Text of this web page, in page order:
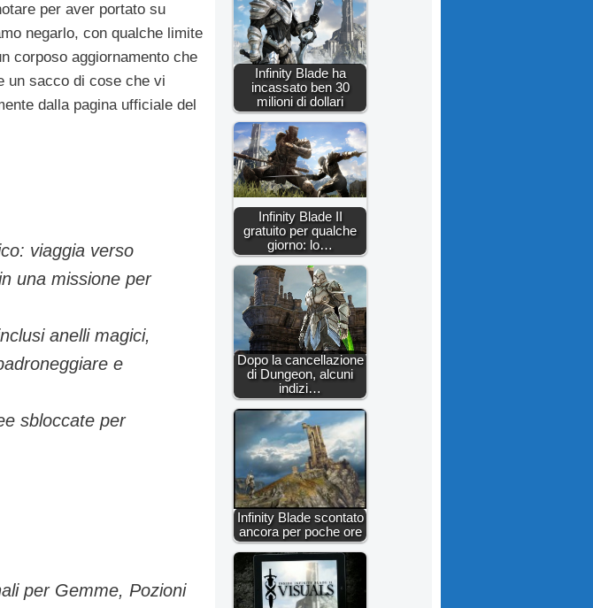
per aver portato su
negarlo, con qualche limite
corposo aggiornamento che
un sacco di cose che vi
dalla pagina ufficiale del
viaggia verso
una missione per
anelli magici,
e
sbloccate per
per Gemme, Pozioni
Infinity Blade ha
incassato ben 30
milioni di dollari
Infinity Blade II
gratuito per qualche
giorno: lo…
Dopo la cancellazione
di Dungeon, alcuni
indizi…
Infinity Blade scontato
ancora per poche ore